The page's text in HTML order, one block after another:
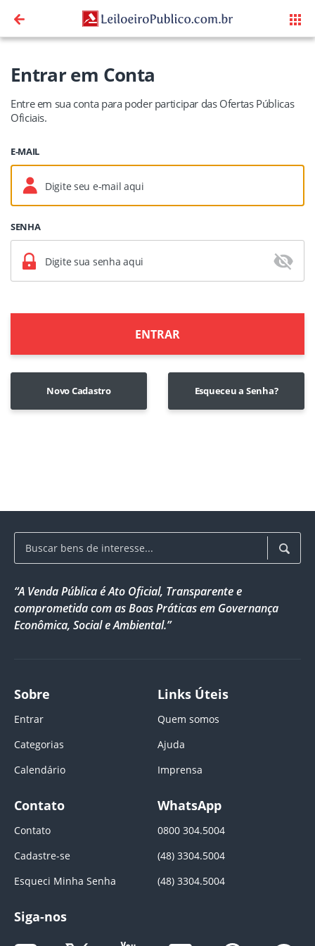
Entrar em Conta
Entre em sua conta para poder participar das Ofertas Públicas
Oficiais.
E-MAIL
SENHA
ENTRAR
Novo Cadastro Esqueceu a Senha?
“A Venda Pública é Ato Oficial, Transparente e
comprometida com as Boas Práticas em Governança
Econômica, Social e Ambiental.”
Sobre
Entrar
Categorias
Calendário
Links Úteis
Quem somos
Ajuda
Imprensa
Contato
Contato
Cadastre-se
Esqueci Minha Senha
WhatsApp
0800 304.5004
(48) 3304.5004
(48) 3304.5004
Siga-nos